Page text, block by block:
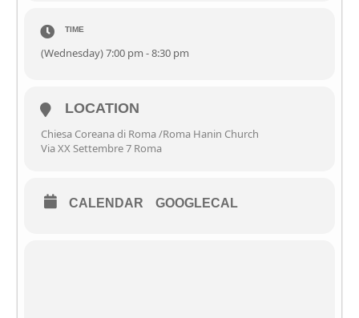
TIME
(Wednesday) 7:00 pm - 8:30 pm
LOCATION
Chiesa Coreana di Roma /Roma Hanin Church
Via XX Settembre 7 Roma
CALENDAR GOOGLECAL